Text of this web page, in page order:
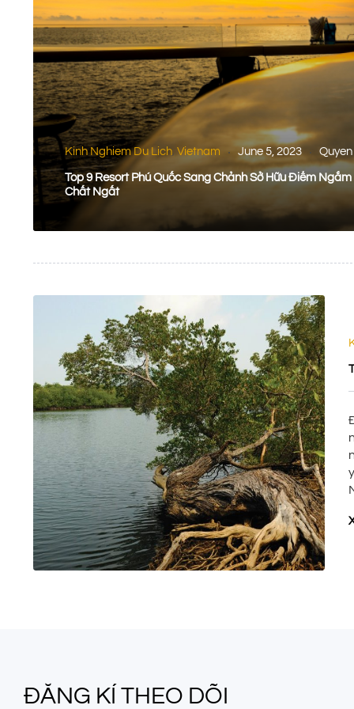
Kinh Nghiem Du Lich Vietnam June 5, 2023 Quyen
Top 9 Resort Phú Quốc Sang Chảnh Sở Hữu Điểm
Chất Ngất
ĐĂNG KÍ THEO DÕI